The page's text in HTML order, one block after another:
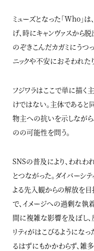
ミューズとなった「Who」
げ、時にキャンヴァスから
のぞきこんだカガミにうつ
ニックや不安におそわれた
フジワラはここで単に描
けではない。主体であると
物主への抗いを示しながら
のの可能性を問う。
SNSの普及により、われわ
とつながった。ダイバーシ
よる先入観からの解放を目
で、イメージへの過剰な執
間に複雑な影響を及ぼし、
リティがはこびるようになっ
るはずにもかかわらず、雑